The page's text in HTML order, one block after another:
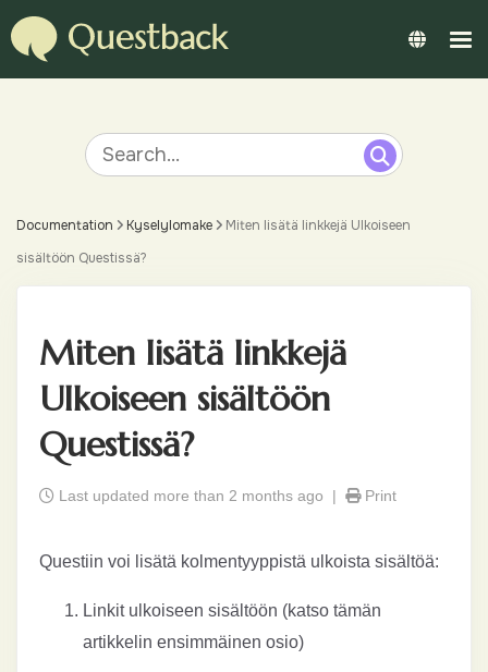
Documentation Kyselylomake
Miten lisätä linkkejä Ulkoiseen
sisältöön Questissä?
Miten lisätä linkkejä
Ulkoiseen sisältöön
Questissä?
Last updated more than 2 months ago | Print
Questiin voi lisätä kolmentyyppistä ulkoista sisältöä:
Linkit ulkoiseen sisältöön (katso tämän
artikkelin ensimmäinen osio)